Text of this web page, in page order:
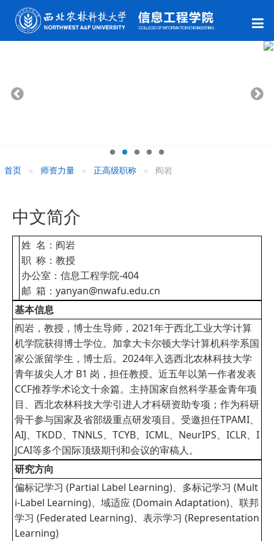
首页 师资力量 正高级职称 阎岩
中文简介
姓 名：阎岩
职 称：教授
办公室：信息工程学院-404
邮 箱：yanyan@nwafu.edu.cn
基本信息
阎岩，教授，博士生导师，2021年于西北工业大学计算
机学院获得博士学位。加拿大卡尔顿大学计算机科学系国
家公派留学生，博士后。2024年入选西北农林科技大学
青年拔尖人才 B1 岗，担任教授。近五年以第一作者发表
CCF推荐学术论文十余篇。主持国家自然科学基金青年项
目、西北农林科技大学引进人才科研资助专项；作为科研
骨干参与国家及省部级重点研发项目。受邀担任TPAMI、
AIJ、TKDD、TNNLS、TCYB、ICML、NeurIPS、ICLR、I
JCAI等多个国际顶级期刊和会议的审稿人。
研究方向
偏标记学习 (Partial Label Learning)、多标记学习 (Mult
i-Label Learning)、域适应 (Domain Adaptation)、联邦
学习 (Federated Learning)、表示学习 (Representation
Learning)